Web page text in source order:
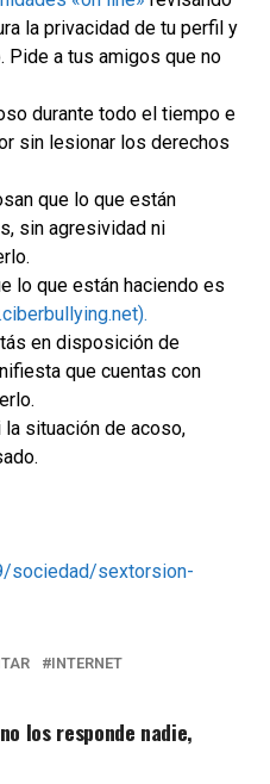
la privacidad de tu perfil y
Pide a tus amigos que no
durante todo el tiempo e
sin lesionar los derechos
que lo que están
sin agresividad ni
lo que están haciendo es
en disposición de
que cuentas con
situación de acoso,
sociedad/sextorsion-
INTERNET
los responde nadie,